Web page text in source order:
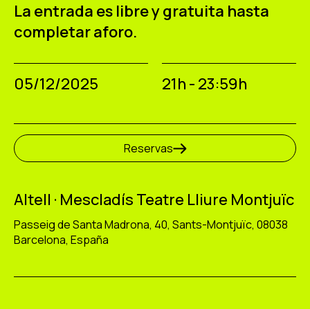
La entrada es libre y gratuita hasta
completar aforo.
05/12/2025 21h - 23:59h
Reservas
Altell · Mescladís Teatre Lliure Montjuïc
Passeig de Santa Madrona, 40, Sants-Montjuïc, 08038
Barcelona, España